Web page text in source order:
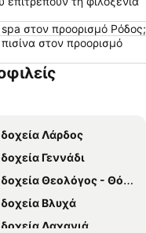
Αγία Νάπα
Πελοπόννησος
Μύκονος
Κεφαλονιά
Νάξος
Αίγινα
Σύρος
Λήμνος
στον προορισμό Ρόδος;
στον προορισμό
Λάρδος
Γεννάδι
Θεολόγος - Θόλος
Βλυχά
Λαχανιά